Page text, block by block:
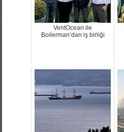
VentOcean ile
Boilerman’dan iş birliği